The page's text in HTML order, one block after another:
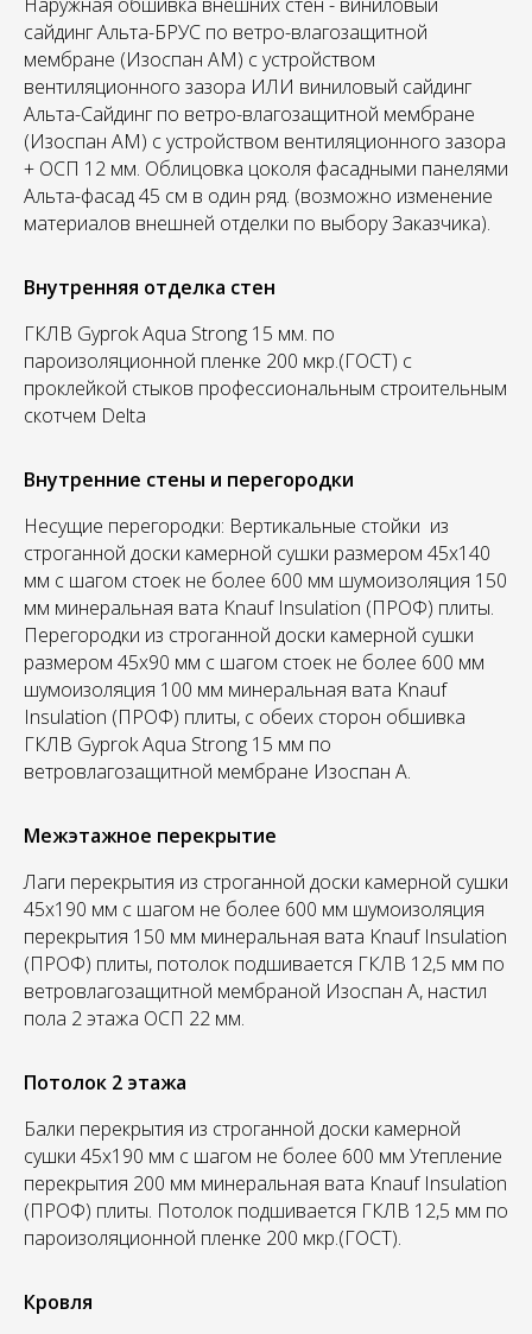
сайдинг Альта-БРУС по ветро-влагозащитной
мембране (Изоспан АМ) с устройством
вентиляционного зазора ИЛИ виниловый сайдинг
Альта-Сайдинг по ветро-влагозащитной мембране
(Изоспан АМ) с устройством вентиляционного зазора
+ ОСП 12 мм. Облицовка цоколя фасадными панелями
Альта-фасад 45 см в один ряд. (возможно изменение
материалов внешней отделки по выбору Заказчика).
Внутренняя отделка стен
ГКЛВ Gyprok Aqua Strong 15 мм. по
пароизоляционной пленке 200 мкр.(ГОСТ) с
проклейкой стыков профессиональным строительным
скотчем Delta
Внутренние стены и перегородки
Несущие перегородки: Вертикальные стойки из
строганной доски камерной сушки размером 45х140
мм с шагом стоек не более 600 мм шумоизоляция 150
мм минеральная вата Knauf Insulation (ПРОФ) плиты.
Перегородки из строганной доски камерной сушки
размером 45х90 мм с шагом стоек не более 600 мм
шумоизоляция 100 мм минеральная вата Knauf
Insulation (ПРОФ) плиты, с обеих сторон обшивка
ГКЛВ Gyprok Aqua Strong 15 мм по
ветровлагозащитной мембране Изоспан А.
Межэтажное перекрытие
Лаги перекрытия из строганной доски камерной сушки
45х190 мм с шагом не более 600 мм шумоизоляция
перекрытия 150 мм минеральная вата Knauf Insulation
(ПРОФ) плиты, потолок подшивается ГКЛВ 12,5 мм по
ветровлагозащитной мембраной Изоспан А, настил
пола 2 этажа ОСП 22 мм.
Потолок 2 этажа
Балки перекрытия из строганной доски камерной
сушки 45х190 мм с шагом не более 600 мм Утепление
перекрытия 200 мм минеральная вата Knauf Insulation
(ПРОФ) плиты. Потолок подшивается ГКЛВ 12,5 мм по
пароизоляционной пленке 200 мкр.(ГОСТ).
Кровля